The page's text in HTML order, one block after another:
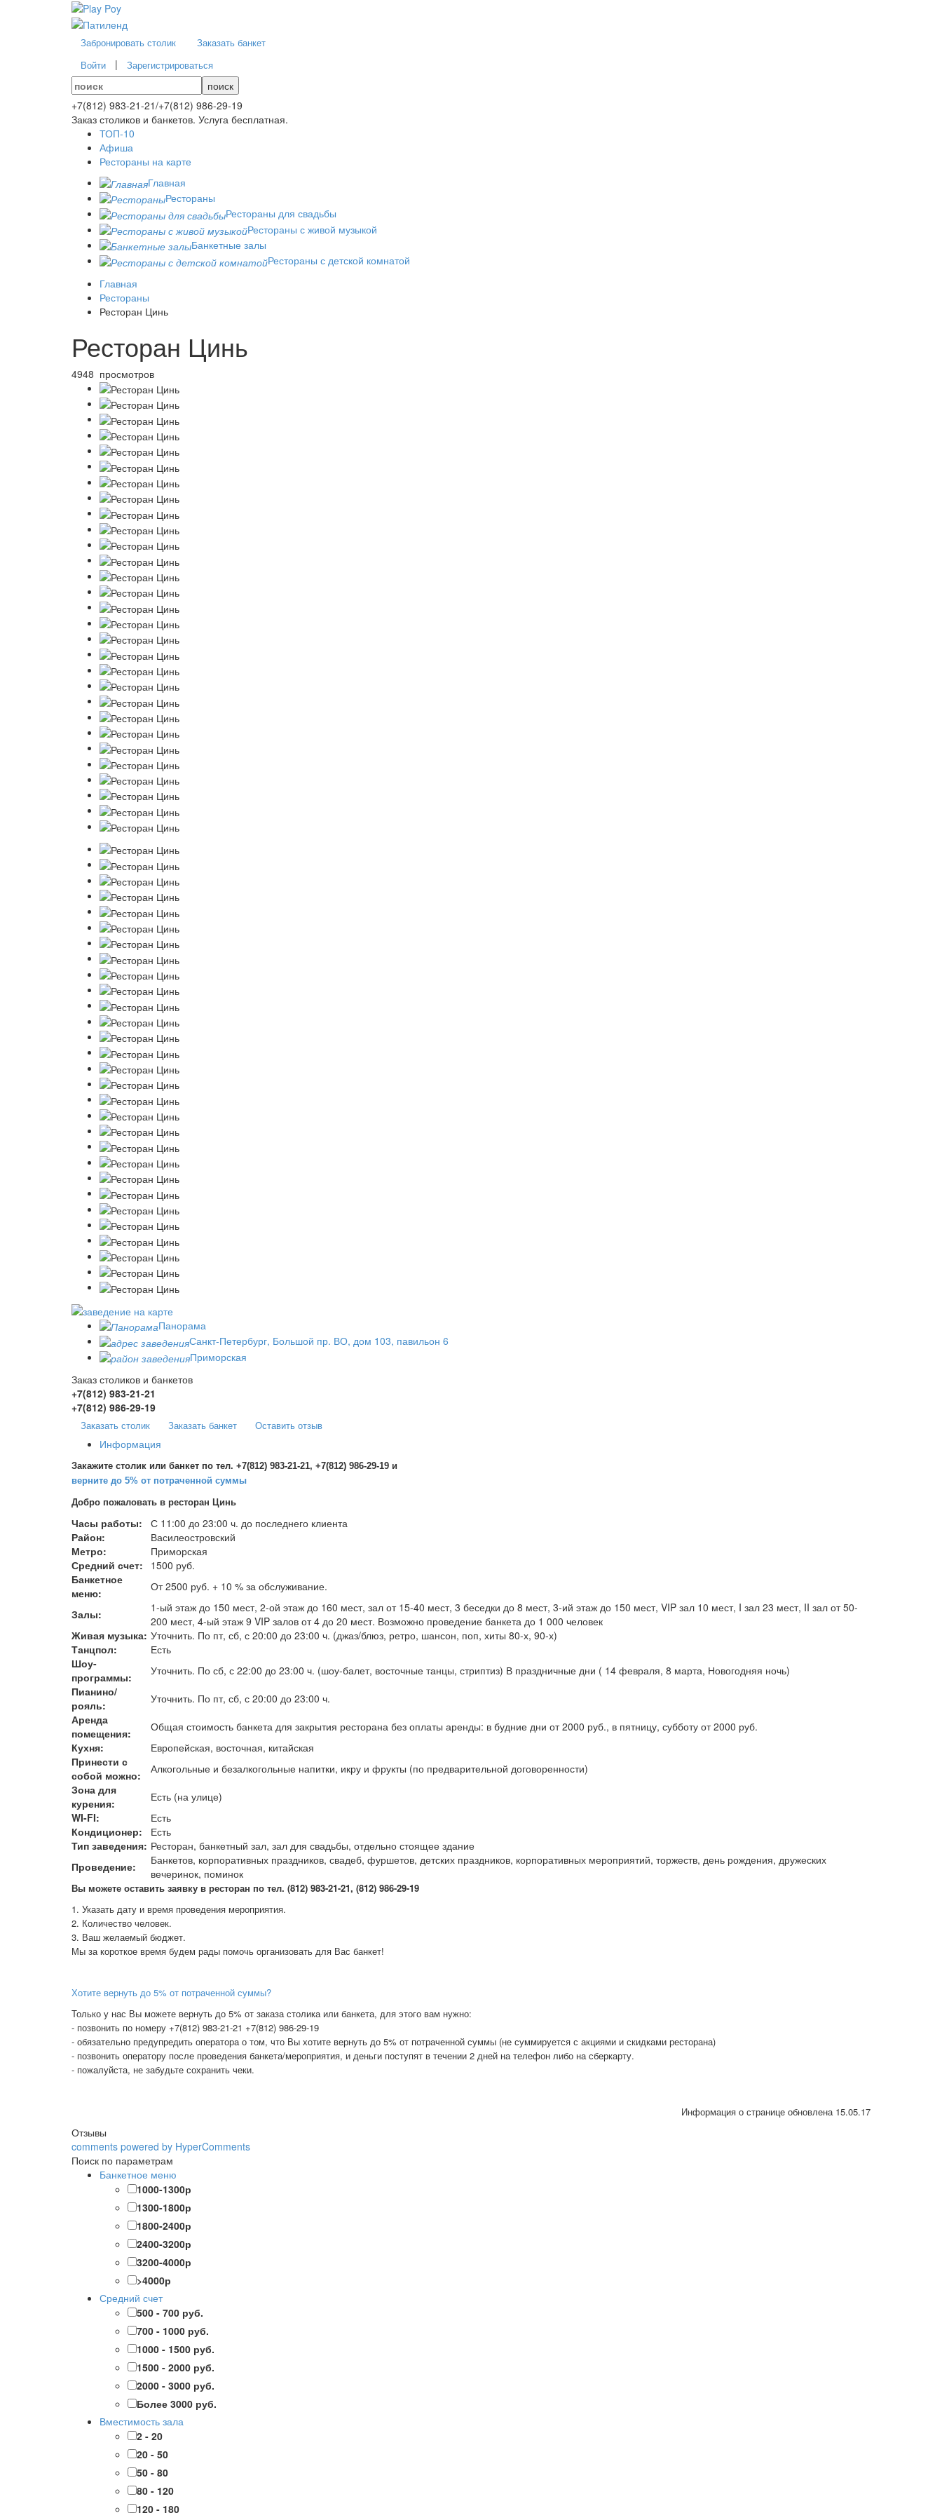
Забронировать столик
Заказать банкет
Войти
| Зарегистрироваться
поиск
+7(812) 983-21-21/+7(812) 986-29-19
Заказ столиков и банкетов. Услуга бесплатная.
ТОП-10
Афиша
Рестораны на карте
Главная
Рестораны
Рестораны для свадьбы
Рестораны с живой музыкой
Банкетные залы
Рестораны с детской комнатой
Главная
Рестораны
Ресторан Цинь
Ресторан Цинь
4948 просмотров
Панорама
Санкт-Петербург, Большой пр. ВО, дом 103, павильон 6
Приморская
Заказ столиков и банкетов
+7(812) 983-21-21
+7(812) 986-29-19
Заказать столик Заказать банкет Оставить отзыв
Информация
Закажите столик или банкет по тел. +7(812) 983-21-21, +7(812) 986-29-19 и
верните до 5% от потраченной суммы
Добро пожаловать в ресторан Цинь
Часы работы:
С 11:00 до 23:00 ч. до последнего клиента
Район:
Василеостровский
Метро:
Приморская
Средний счет:
1500 руб.
Банкетное
меню:
От 2500 руб. + 10 % за обслуживание.
Залы:
1-ый этаж до 150 мест, 2-ой этаж до 160 мест, зал от 15-40 мест, 3 беседки до 8 мест, 3-ий этаж до 150 мест, VIP зал 10 мест, I зал 23 мест, II зал от 50-
200 мест, 4-ый этаж 9 VIP залов от 4 до 20 мест. Возможно проведение банкета до 1 000 человек
Живая музыка: Уточнить. По пт, сб, с 20:00 до 23:00 ч. (джаз/блюз, ретро, шансон, поп, хиты 80-х, 90-х)
Танцпол:
Есть
Шоу-
программы:
Уточнить. По сб, с 22:00 до 23:00 ч. (шоу-балет, восточные танцы, стриптиз) В праздничные дни ( 14 февраля, 8 марта, Новогодняя ночь)
Пианино/
рояль:
Уточнить. По пт, сб, с 20:00 до 23:00 ч.
Аренда
помещения:
Общая стоимость банкета для закрытия ресторана без оплаты аренды: в будние дни от 2000 руб., в пятницу, субботу от 2000 руб.
Кухня:
Европейская, восточная, китайская
Принести с
собой можно:
Алкогольные и безалкогольные напитки, икру и фрукты (по предварительной договоренности)
Зона для
курения:
Есть (на улице)
WI-FI:
Есть
Кондиционер:
Есть
Тип заведения: Ресторан, банкетный зал, зал для свадьбы, отдельно стоящее здание
Проведение:
Банкетов, корпоративных праздников, свадеб, фуршетов, детских праздников, корпоративных мероприятий, торжеств, день рождения, дружеских
вечеринок, поминок
Вы можете оставить заявку в ресторан по тел. (812) 983-21-21, (812) 986-29-19
1. Указать дату и время проведения мероприятия.
2. Количество человек.
3. Ваш желаемый бюджет.
Мы за короткое время будем рады помочь организовать для Вас банкет!
Хотите вернуть до 5% от потраченной суммы?
Только у нас Вы можете вернуть до 5% от заказа столика или банкета, для этого вам нужно:
- позвонить по номеру +7(812) 983-21-21 +7(812) 986-29-19
- обязательно предупредить оператора о том, что Вы хотите вернуть до 5% от потраченной суммы (не суммируется с акциями и скидками ресторана)
- позвонить оператору после проведения банкета/мероприятия, и деньги поступят в течении 2 дней на телефон либо на сберкарту.
- пожалуйста, не забудьте сохранить чеки.
Информация о странице обновлена 15.05.17
Отзывы
comments powered by HyperComments
Поиск по параметрам
Банкетное меню
1000-1300р
1300-1800р
1800-2400р
2400-3200р
3200-4000р
>4000р
Средний счет
500 - 700 руб.
700 - 1000 руб.
1000 - 1500 руб.
1500 - 2000 руб.
2000 - 3000 руб.
Более 3000 руб.
Вместимость зала
2 - 20
20 - 50
50 - 80
80 - 120
120 - 180